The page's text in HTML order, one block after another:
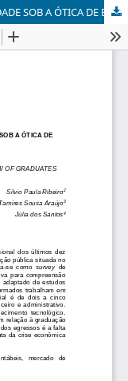
MERCADO DE TRABALHO NA CONTABILIDADE SOB A ÓTICA DE EGRESSOS